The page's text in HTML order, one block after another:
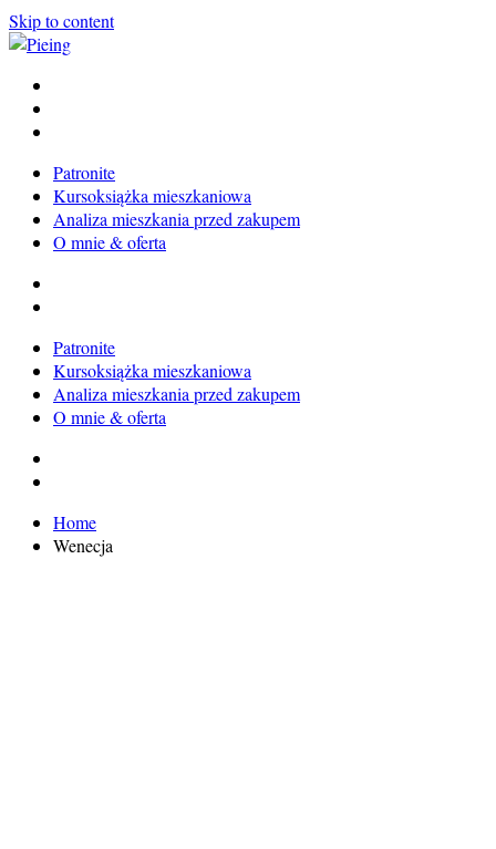
Skip to content
Pieing
Magdalena Milert
Patronite
Kursoksiążka mieszkaniowa
Analiza mieszkania przed zakupem
O mnie & oferta
Patronite
Kursoksiążka mieszkaniowa
Analiza mieszkania przed zakupem
O mnie & oferta
Home
Wenecja